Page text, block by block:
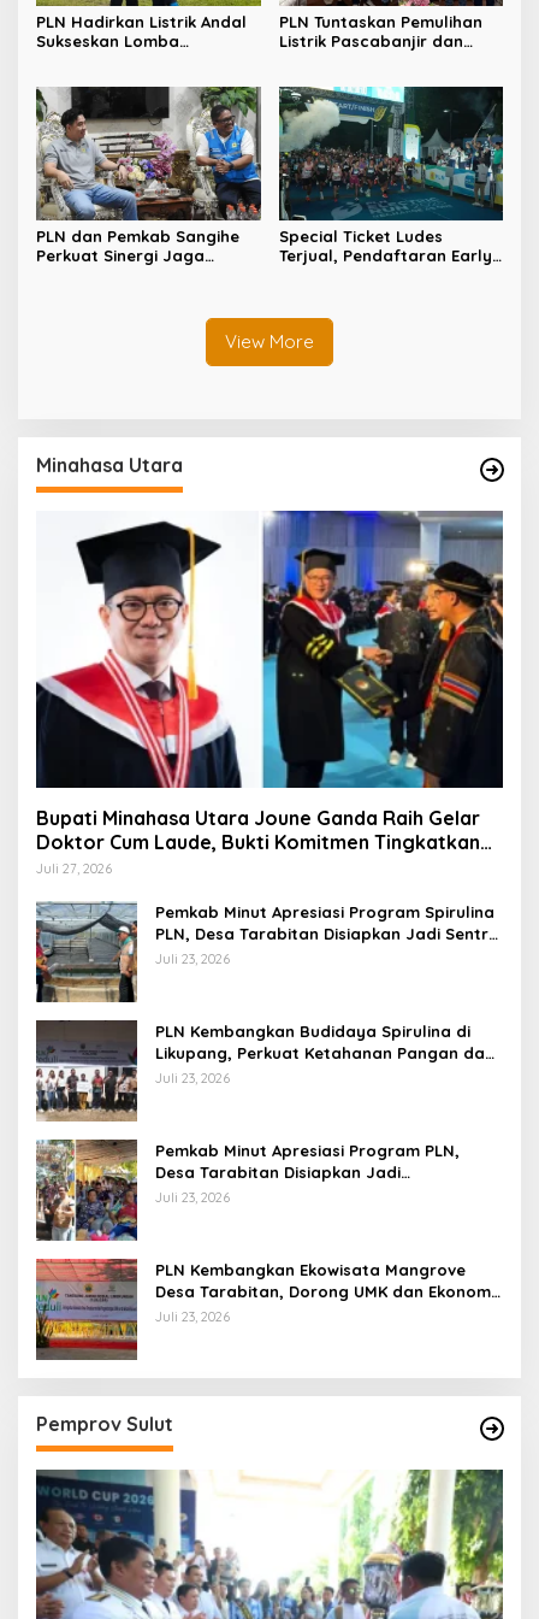
PLN Hadirkan Listrik Andal
Sukseskan Lomba
PLN Tuntaskan Pemulihan
Listrik Pascabanjir dan
Jadi Kunci
PLN dan Pemkab Sangihe
Perkuat Sinergi Jaga
Special Ticket Ludes
Terjual, Pendaftaran Early
View More
Minahasa Utara
Bupati Minahasa Utara Joune Ganda Raih Gelar
Doktor Cum Laude, Bukti Komitmen Tingkatkan
Kualitas Kepemimpinan
Juli 27, 2026
Pemkab Minut Apresiasi Program Spirulina
PLN, Desa Tarabitan Disiapkan Jadi Sentra
Pangan Berbasis Energi Bersih
Juli 23, 2026
PLN Kembangkan Budidaya Spirulina di
Likupang, Perkuat Ketahanan Pangan dan
Ekonomi Masyarakat
Juli 23, 2026
Pemkab Minut Apresiasi Program PLN,
Desa Tarabitan Disiapkan Jadi
Percontohan Ekowisata Berdaya Saing
Juli 23, 2026
PLN Kembangkan Ekowisata Mangrove
Desa Tarabitan, Dorong UMK dan Ekonomi
Berkelanjutan di Likupang
Juli 23, 2026
Pemprov Sulut